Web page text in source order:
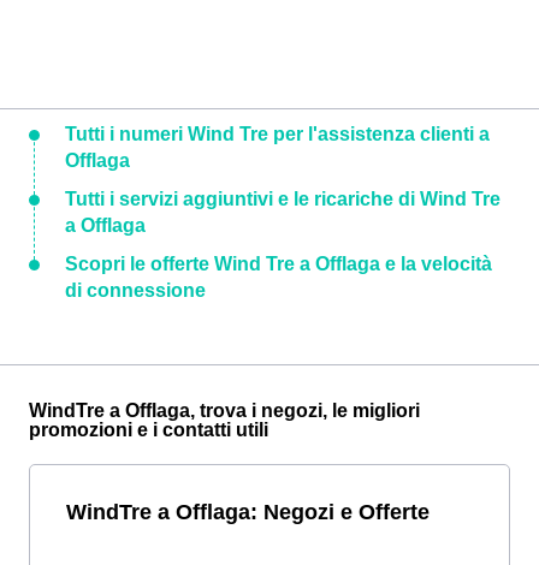
Tutti i numeri Wind Tre per l'assistenza clienti a
Offlaga
Tutti i servizi aggiuntivi e le ricariche di Wind Tre
a Offlaga
Scopri le offerte Wind Tre a Offlaga e la velocità
di connessione
WindTre a Offlaga, trova i negozi, le migliori
promozioni e i contatti utili
WindTre a Offlaga: Negozi e Offerte